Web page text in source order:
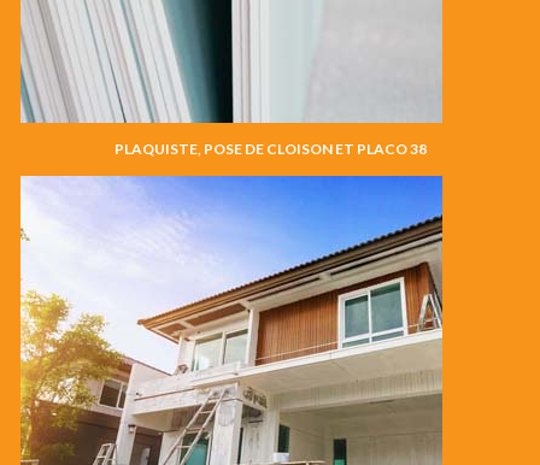
PLAQUISTE, POSE DE CLOISON ET PLACO 38